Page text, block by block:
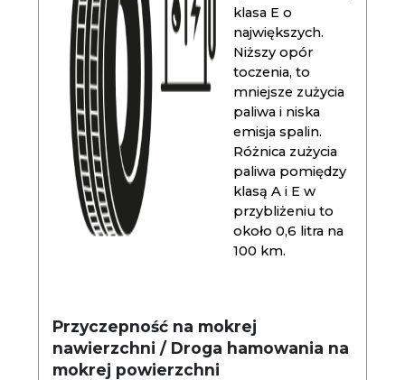
klasa E o
największych.
Niższy opór
toczenia, to
mniejsze zużycia
paliwa i niska
emisja spalin.
Różnica zużycia
paliwa pomiędzy
klasą A i E w
przybliżeniu to
około 0,6 litra na
100 km.
Przyczepność na mokrej
nawierzchni / Droga hamowania na
mokrej powierzchni